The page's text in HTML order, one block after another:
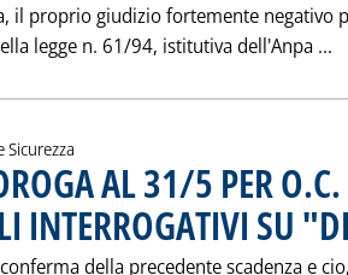
il proprio giudizio fortemente negativo
legge n. 61/94, istitutiva dell'Anpa ...
Sicurezza
AL 31/5 PER
INTERROGATIVI SU
della precedente scadenza e